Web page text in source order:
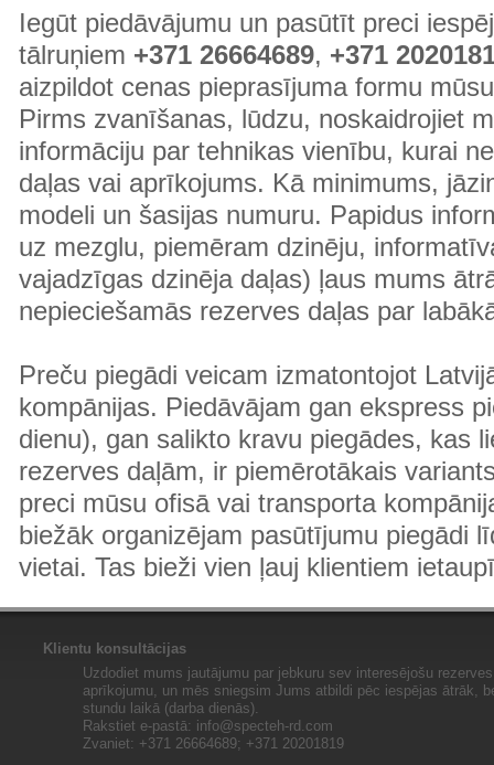
Iegūt piedāvājumu un pasūtīt preci
tālruņiem +371 26664689, +371
aizpildot cenas pieprasījuma formu
Pirms zvanīšanas, lūdzu, noskaidrojiet
informāciju par tehnikas vienību, kurai
daļas vai aprīkojums. Kā minimums,
modeli un šasijas numuru. Papidus
uz mezglu, piemēram dzinēju,
vajadzīgas dzinēja daļas) ļaus mums
nepieciešamās rezerves daļas par
Preču piegādi veicam izmatontojot
kompānijas. Piedāvājam gan ekspress
dienu), gan salikto kravu piegādes, kas
rezerves daļām, ir piemērotākais
preci mūsu ofisā vai transporta
biežāk organizējam pasūtījumu piegādi
vietai. Tas bieži vien ļauj klientiem
Klientu konsultācijas
Uzdodiet mums jautājumu par jebkuru sev interesējošu
aprīkojumu, un mēs sniegsim Jums atbildi pēc iespējas ātrāk,
stundu laikā (darba dienās).
Rakstiet e-pastā: info@specteh-rd.com
Zvaniet: +371 26664689; +371 20201819